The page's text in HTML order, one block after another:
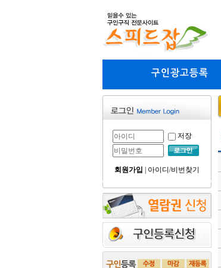
구인광고등록
저장
회원가입 아이디/비번찾기